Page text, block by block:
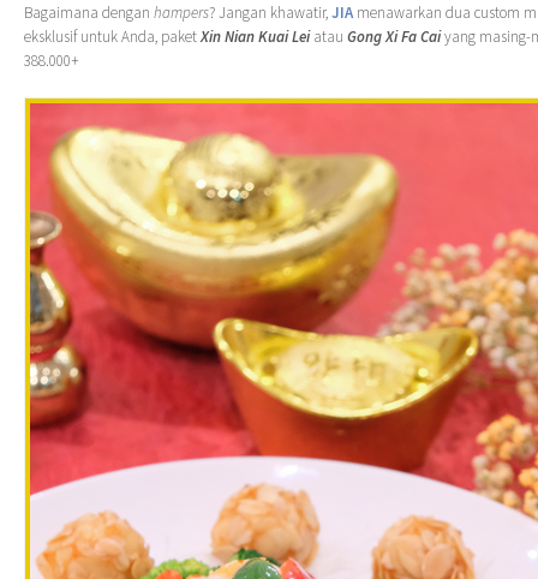
Bagaimana dengan hampers? Jangan khawatir,JIA menawarkan dua custom
eksklusif untuk Anda, paketXin Nian Kuai Leiatau Gong Xi Fa Caiyang masing-
388.000+